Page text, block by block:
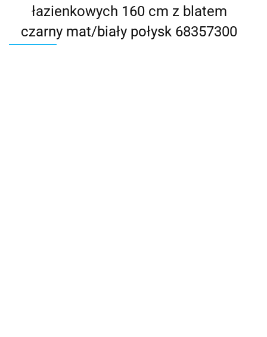
łazienkowych 160 cm z blatem
czarny mat/biały połysk 68357300